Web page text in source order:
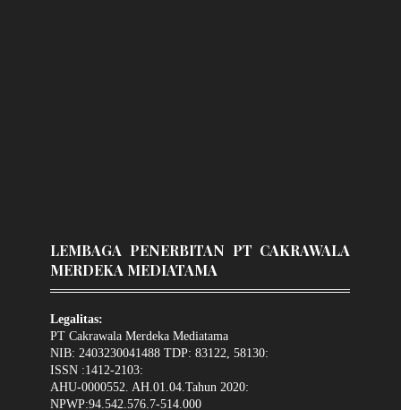
LEMBAGA PENERBITAN PT CAKRAWALA
MERDEKA MEDIATAMA
Legalitas:
PT Cakrawala Merdeka Mediatama
NIB: 2403230041488 TDP: 83122, 58130:
ISSN :1412-2103:
AHU-0000552. AH.01.04.Tahun 2020:
NPWP:94.542.576.7-514.000